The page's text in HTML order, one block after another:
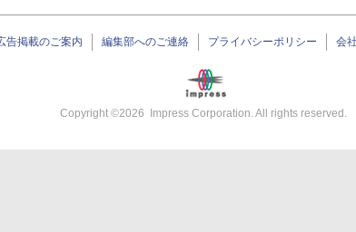
告掲載のご案内 編集部へのご連絡 プライバシーポリシー 会
Copyright ©2026 Impress Corporation. All rights reserved.